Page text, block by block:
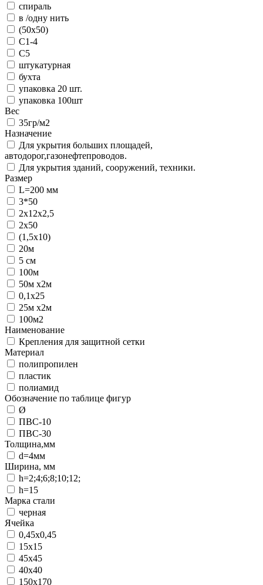
спираль
в /одну нить
(50х50)
С1-4
С5
штукатурная
бухта
упаковка 20 шт.
упаковка 100шт
Вес
35гр/м2
Назначение
Для укрытия больших площадей,
автодорог,газонефтепроводов.
Для укрытия зданий, сооружений, техники.
Размер
L=200 мм
3*50
2х12х2,5
2х50
(1,5х10)
20м
5 см
100м
50м х2м
0,1х25
25м х2м
100м2
Наименование
Крепления для защитной сетки
Материал
полипропилен
пластик
полиамид
Обозначение по таблице фигур
Ø
ПВС-10
ПВС-30
Толщина,мм
d=4мм
Ширина, мм
h=2;4;6;8;10;12;
h=15
Марка стали
черная
Ячейка
0,45х0,45
15х15
45х45
40х40
150х170